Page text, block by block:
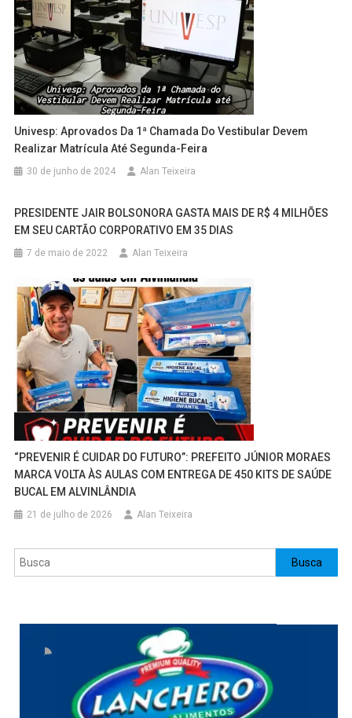
Univesp: Aprovados Da 1ª Chamada Do Vestibular Devem
Realizar Matrícula Até Segunda-Feira
30 de junho de 2024 Alan Teixeira
PRESIDENTE JAIR BOLSONORA GASTA MAIS DE R$ 4 MILHÕES
EM SEU CARTÃO CORPORATIVO EM 35 DIAS
7 de maio de 2022 Alan Teixeira
“PREVENIR É CUIDAR DO FUTURO”: PREFEITO JÚNIOR MORAES
MARCA VOLTA ÀS AULAS COM ENTREGA DE 450 KITS DE SAÚDE
BUCAL EM ALVINLÂNDIA
21 de julho de 2026 Alan Teixeira
Pesquisar Busca